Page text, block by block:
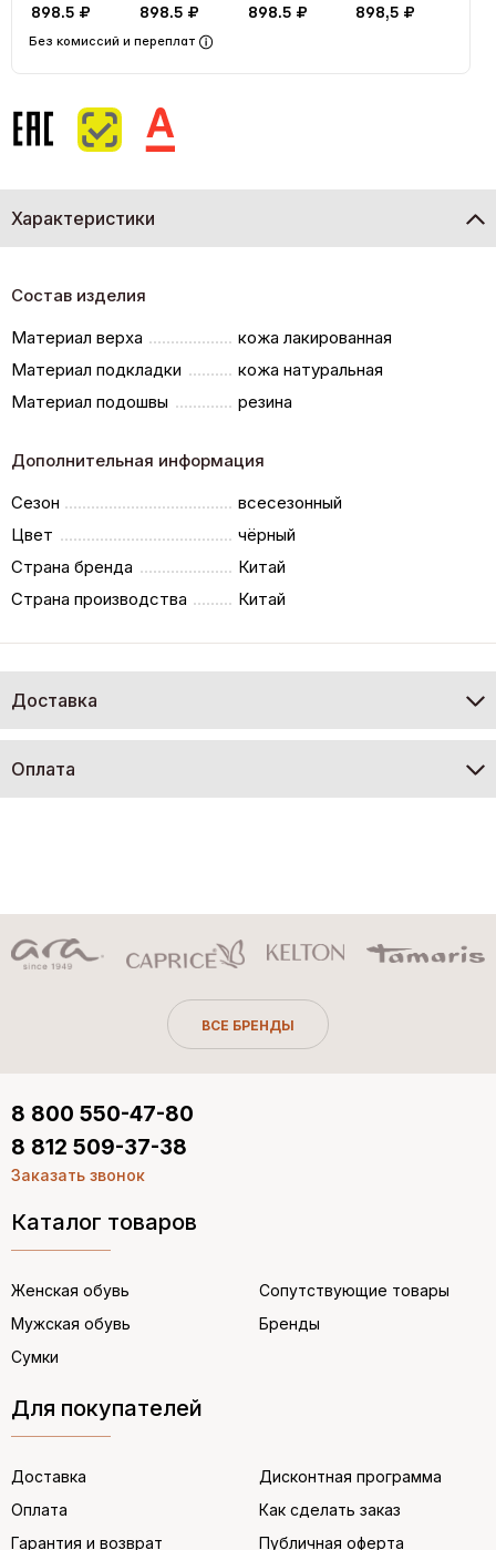
898.5 ₽ 898.5 ₽ 898.5 ₽ 898,5 ₽
Без комиссий и переплат
Характеристики
Состав изделия
Материал верха
кожа лакированная
Материал подкладки
кожа натуральная
Материал подошвы
резина
Дополнительная информация
Сезон
всесезонный
Цвет
чёрный
Страна бренда
Китай
Страна производства
Китай
Доставка
Оплата
ВСЕ БРЕНДЫ
Каталог товаров
Женская обувь
Мужская обувь
Сумки
Сопутствующие товары
Бренды
Для покупателей
Доставка
Оплата
Гарантия и возврат
Дисконтная программа
Как сделать заказ
Публичная оферта
8 800 550-47-80
8 812 509-37-38
Заказать звонок